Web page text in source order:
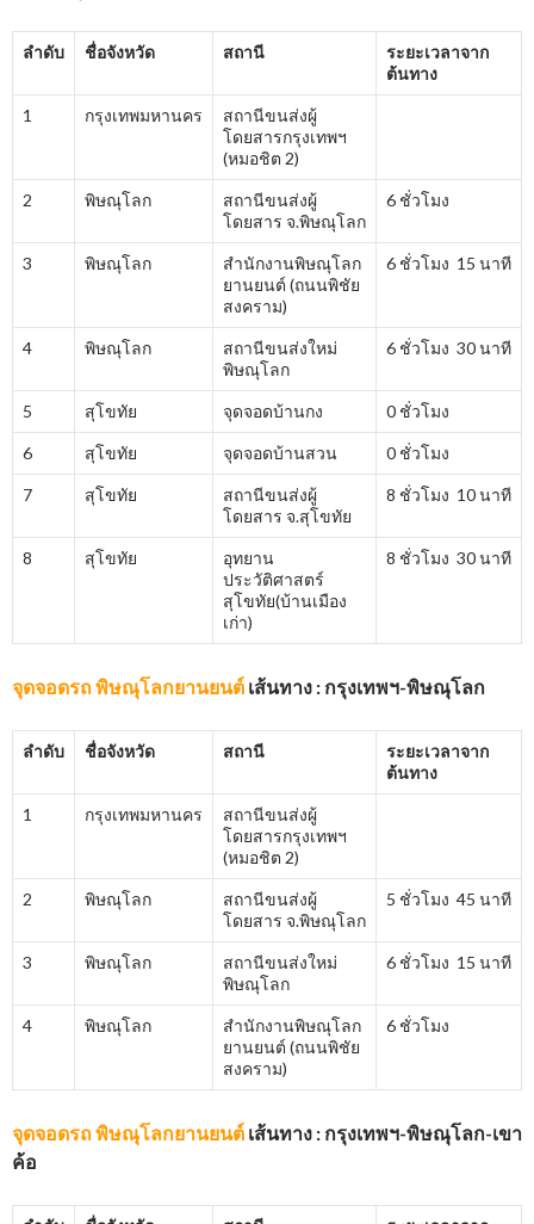
ลำดับ ชื่อจังหวัด สถานี
ระยะเวลาจาก
ต้นทาง
1 กรุงเทพมหานคร
สถานีขนส่งผู้
โดยสารกรุงเทพฯ
(หมอชิต 2)
2 พิษณุโลก
สถานีขนส่งผู้
โดยสาร จ.พิษณุโลก
6 ชั่วโมง
3 พิษณุโลก
สำนักงานพิษณุโลก
ยานยนต์ (ถนนพิชัย
สงคราม)
6 ชั่วโมง 15 นาที
4 พิษณุโลก
สถานีขนส่งใหม่
พิษณุโลก
6 ชั่วโมง 30 นาที
5 สุโขทัย จุดจอดบ้านกง 0 ชั่วโมง
6 สุโขทัย จุดจอดบ้านสวน 0 ชั่วโมง
7 สุโขทัย
สถานีขนส่งผู้
โดยสาร จ.สุโขทัย
8 ชั่วโมง 10 นาที
8 สุโขทัย
อุทยาน
ประวัติศาสตร์
สุโขทัย(บ้านเมือง
เก่า)
8 ชั่วโมง 30 นาที
จุดจอดรถ พิษณุโลกยานยนต์ เส้นทาง : กรุงเทพฯ-พิษณุโลก
ลำดับ ชื่อจังหวัด สถานี
ระยะเวลาจาก
ต้นทาง
1 กรุงเทพมหานคร
สถานีขนส่งผู้
โดยสารกรุงเทพฯ
(หมอชิต 2)
2 พิษณุโลก
สถานีขนส่งผู้
โดยสาร จ.พิษณุโลก
5 ชั่วโมง 45 นาที
3 พิษณุโลก
สถานีขนส่งใหม่
พิษณุโลก
6 ชั่วโมง 15 นาที
4 พิษณุโลก
สำนักงานพิษณุโลก
ยานยนต์ (ถนนพิชัย
สงคราม)
6 ชั่วโมง
จุดจอดรถ พิษณุโลกยานยนต์ เส้นทาง : กรุงเทพฯ-พิษณุโลก-เขา
ค้อ